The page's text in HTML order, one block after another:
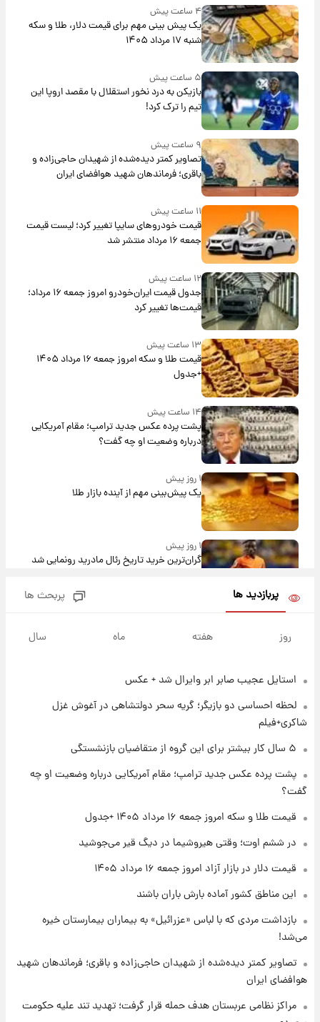
۴ ساعت پیش
یک پیش ‌بینی مهم برای قیمت دلار، طلا و سکه
شنبه ۱۷ مرداد ۱۴۰۵
۵ ساعت پیش
بازیکن به درد نخور استقلال با مقصد اروپا این
تیم را ترک کرد!
۹ ساعت پیش
تصاویر کمتر دیده‌شده از شهیدان حاجی‌زاده و
باقری؛ فرماندهان شهید هوافضای ایران
۱۱ ساعت پیش
قیمت خودروهای سایپا تغییر کرد؛ لیست قیمت
جمعه ۱۶ مرداد منتشر شد
۱۲ ساعت پیش
جدول قیمت ایران‌خودرو امروز جمعه ۱۶ مرداد؛
قیمت‌ها تغییر کرد
۱۳ ساعت پیش
قیمت طلا و سکه امروز جمعه ۱۶ مرداد ۱۴۰۵
+جدول
۱۴ ساعت پیش
پشت پرده عکس جدید ترامپ؛ مقام آمریکایی
درباره وضعیت او چه گفت؟
۱ روز پیش
یک پیش‌بینی مهم از آینده بازار طلا
۱ روز پیش
گران‌ترین خرید تاریخ رئال مادرید رونمایی شد
روزها پربارش‌تر خواهند بود؟
۱ روز پیش
شد؛ تیکدری، محبی و سرگیف با اعداد ویژه
۱ روز پیش
شد+فیلم
۱ روز پیش
تغییر تند قیمت محصولات ایران‌خودرو و سایپا
امروز پنجشنبه ۱۵ مرداد ۱۴۰۵ +جدول
قیمت طلا و سکه امروز پنجشنبه ۱۵ مرداد ۱۴۰۵
شارژ جدید کالابرگ برای سه دهک؛ جزئیات اعلام
پربازدید ها پربحث ها
روز هفته ماه سال
استایل عجیب صابر ابر وایرال شد + عکس
لحظه احساسی دو بازیگر؛ گریه سحر دولتشاهی در آغوش غزل
شاکری+فیلم
۵ سال کار بیشتر برای این گروه از متقاضیان بازنشستگی
پشت پرده عکس جدید ترامپ؛ مقام آمریکایی درباره وضعیت او چه
گفت؟
قیمت طلا و سکه امروز جمعه ۱۶ مرداد ۱۴۰۵ +جدول
در ششم اوت؛ وقتی هیروشیما در دیگ قیر می‌جوشید
قیمت دلار در بازار آزاد امروز جمعه ۱۶ مرداد ۱۴۰۵
این مناطق کشور آماده بارش باران باشند
بازداشت مردی که با لباس «عزرائیل» به بیماران بیمارستان خیره
می‌شد!
تصاویر کمتر دیده‌شده از شهیدان حاجی‌زاده و باقری؛ فرماندهان شهید
هوافضای ایران
مراکز نظامی عربستان هدف حمله قرار گرفت؛ تهدید تند علیه حکومت